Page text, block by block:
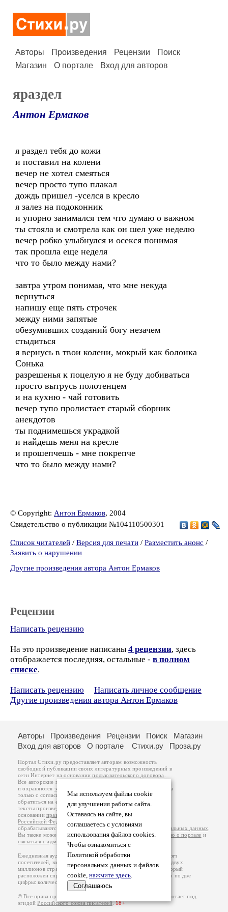
Авторы Произведения Рецензии
Поиск
Магазин
О портале Вход для авторов
яраздел
Антон Ермаков
я раздел тебя до кожи
и поставил на колени
вечер не хотел смеяться
вечер просто тупо плакал
дождь пришел -уселся в кресло
я залез на подоконник
и упорно занимался тем что думаю о важном
ты стояла и смотрела как он шел уже неделю
вечер робко улыбнулся и осекся понимая
так прошла еще неделя
что то было между нами?
завтра утром понимая, что мне некуда
вернуться
напишу еще пять строчек
между ними запятые
обезумивших созданий богу незачем
стыдиться
я вернусь в твои колени, мокрый как болонка
Сонька
разрешенья к поцелую я не буду добиваться
просто вытрусь полотенцем
и на кухню - чай готовить
вечер тупо пролистает старый сборник
анекдотов
ты поднимешься украдкой
и найдешь меня на кресле
и прошепчешь - мне покрепче
что то было между нами?
© Copyright: Антон Ермаков, 2004
Свидетельство о публикации №104110500301
Список читателей / Версия для печати / Разместить анонс /
Заявить о нарушении
Другие произведения автора Антон Ермаков
Рецензии
Написать рецензию
На это произведение написаны 4 рецензии, здесь
отображается последняя, остальные - в полном
списке.
Написать рецензию
Написать личное сообщение
Другие произведения автора Антон Ермаков
Мы используем файлы cookie
для улучшения работы сайта.
Оставаясь на сайте, вы
соглашаетесь с условиями
использования файлов cookies.
Чтобы ознакомиться с
Политикой обработки
персональных данных и файлов
cookie, нажмите здесь.
Соглашаюсь
Авторы Произведения Рецензии Поиск
Магазин
Вход для авторов
О портале Стихи.ру Проза.ру
Портал Стихи.ру предоставляет авторам возможность
свободной публикации своих литературных произведений в
сети Интернет на основаниипользовательского договора
Все авторские права на произведения принадлежат авторам
и охраняются законом
. Перепечатка произведений возможна
только с согласия его автора, к которому вы можете
обратиться на его авторской странице. Ответственность за
тексты произведений авторы несут самостоятельно на
основанииправил публикацииизаконодательства
Российской Федерации
обрабатываются на основанииПолитики обработки персональных данных
Вы также можете посмотреть более подробнуюинформацию о портале и
связаться с администрацией
Ежедневная аудитория портала Стихи.ру – порядка 200 тысяч
посетителей, которые в общей сумме просматривают более двух
миллионов страниц по данным счетчика посещаемости, который
расположен справа от этого текста. В каждой графе указано по две
цифры: количество просмотров и количество посетителей.
© Все права принадлежат авторам, 2000-2026. Портал работает под
эгидойРоссийского союза писателей.18+